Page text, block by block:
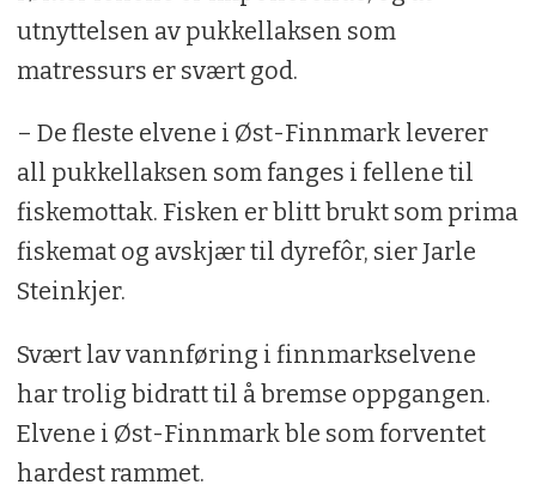
utnyttelsen av pukkellaksen som
matressurs er svært god.
– De fleste elvene i Øst-Finnmark leverer
all pukkellaksen som fanges i fellene til
fiskemottak. Fisken er blitt brukt som prima
fiskemat og avskjær til dyrefôr, sier Jarle
Steinkjer.
Svært lav vannføring i finnmarkselvene
har trolig bidratt til å bremse oppgangen.
Elvene i Øst-Finnmark ble som forventet
hardest rammet.